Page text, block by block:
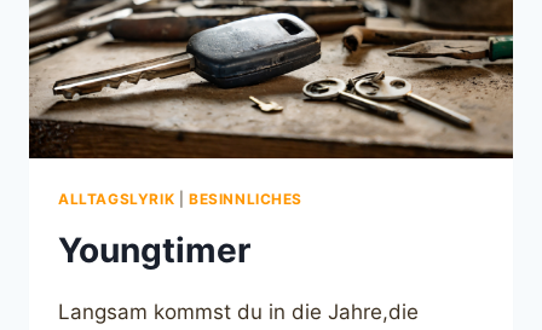
ALLTAGSLYRIK BESINNLICHES
Youngtimer
Langsam kommst du in die Jahre,die